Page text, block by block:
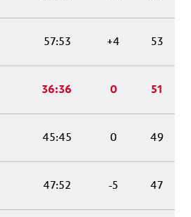
57:53 +4 53
36:36 0 51
45:45 0 49
47:52 -5 47